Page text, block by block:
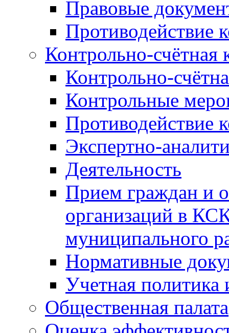
Правовые
Противодействие
Контрольно-счётная
Контрольно-
Контрольные
Противодействие
Экспертно-
Деятельность
Прием граждан и
организаций в
муниципального
Нормативные
Учетная политика
Общественная палата